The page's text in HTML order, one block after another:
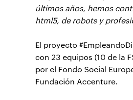
últimos años, hemos
html5, de robots y
El proyecto
con 23 equipos (10 de la
por el Fondo Social
Fundación Accenture.